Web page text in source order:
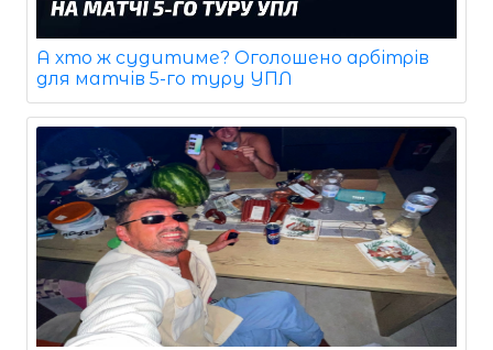
А хто ж судитиме? Оголошено арбітрів
для матчів 5-го туру УПЛ